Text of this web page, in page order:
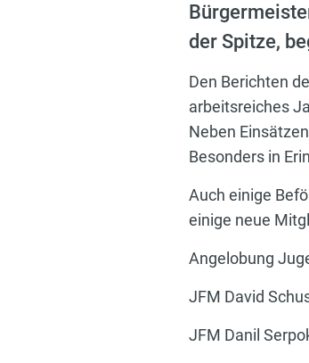
der Spitze,
Den Berichten
arbeitsreiches
Neben
Besonders in
Auch einige
einige neue
Angelobung
JFM David
JFM Danil